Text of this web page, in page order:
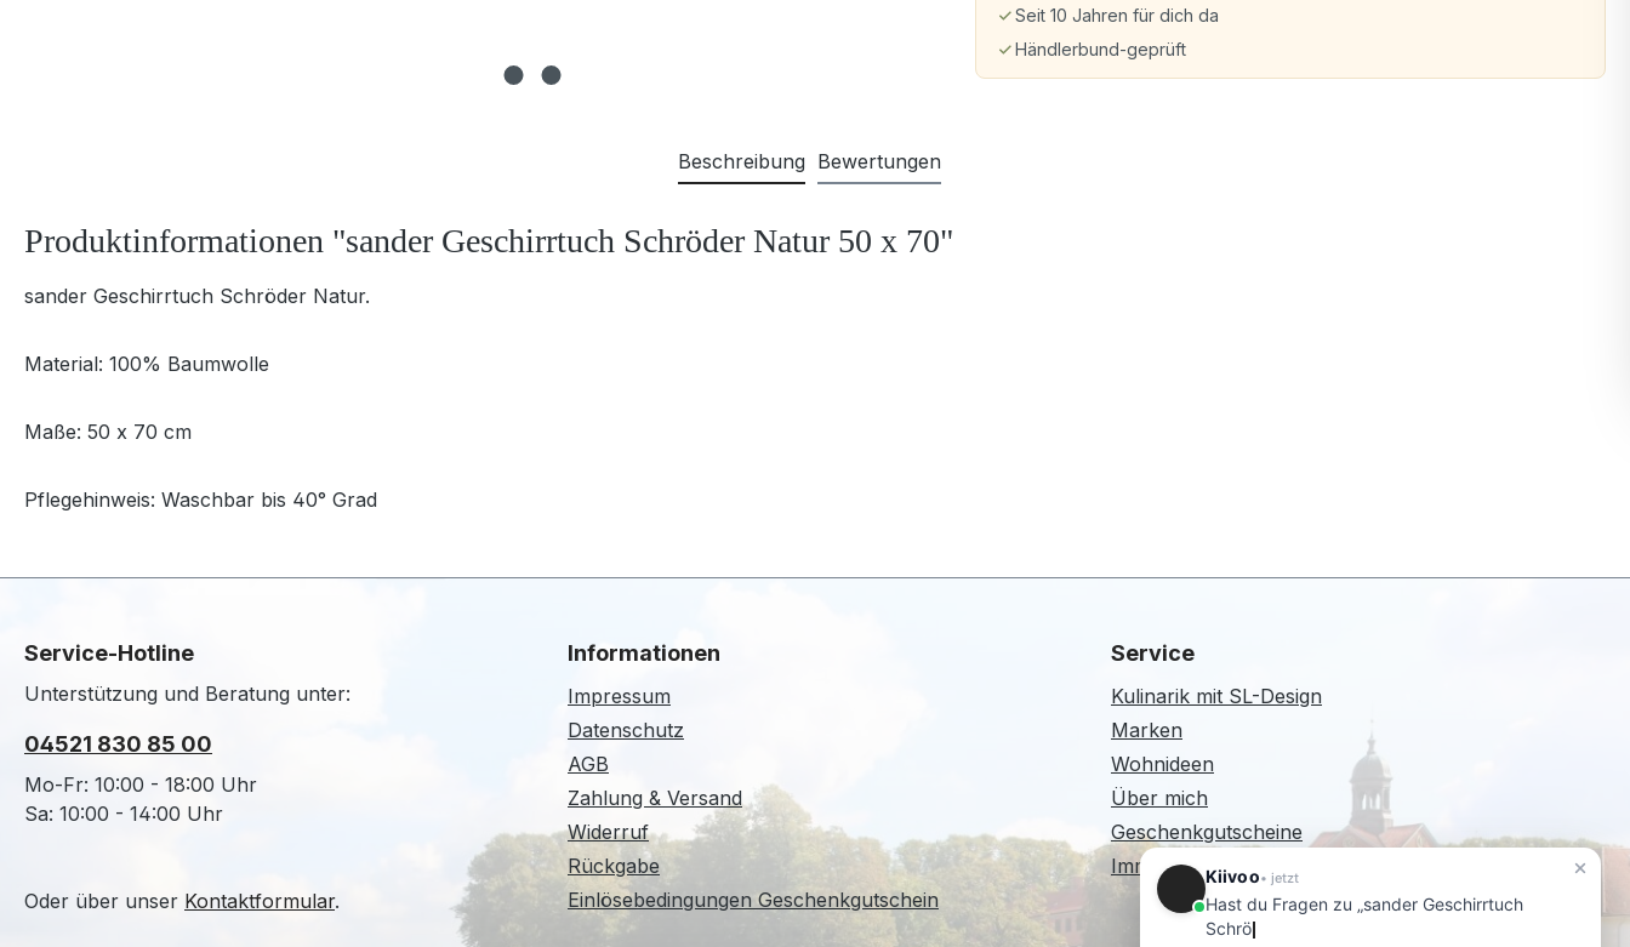
Seit 10 Jahren für dich da
Händlerbund-geprüft
Beschreibung Bewertungen
Produktinformationen "sander Geschirrtuch Schröder Natur 50 x 70"
sander Geschirrtuch Schröder Natur.
Material: 100% Baumwolle
Maße: 50 x 70 cm
Pflegehinweis: Waschbar bis 40° Grad
Service-Hotline
Unterstützung und Beratung unter:
04521 830 85 00
Mo-Fr: 10:00 - 18:00 Uhr
Sa: 10:00 - 14:00 Uhr
Oder über unser Kontaktformular.
Informationen
Impressum
Datenschutz
AGB
Zahlung & Versand
Widerruf
Rückgabe
Einlösebedingungen Geschenkgutschein
Service
Kulinarik mit SL-Design
Marken
Wohnideen
Über mich
Geschenkgutscheine
Immer wieder Sonntags
Kiivoo• jetzt
Hast du Fragen zu „sander Geschirrtuch
Schröder Natur 50 x 70"